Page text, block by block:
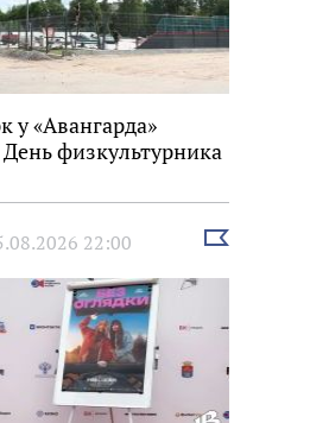
у «Авангарда»
физкультурника
22:00
Выбрать